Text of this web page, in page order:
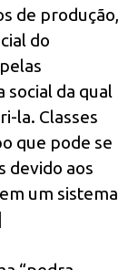
de produção,
do
social da qual
la. Classes
que pode se
devido aos
um sistema